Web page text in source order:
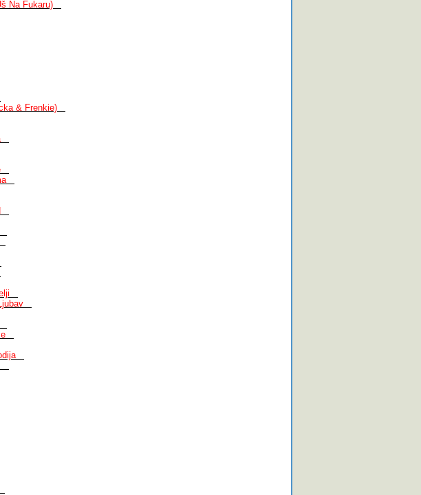
Na Fukaru)
& Frenkie)